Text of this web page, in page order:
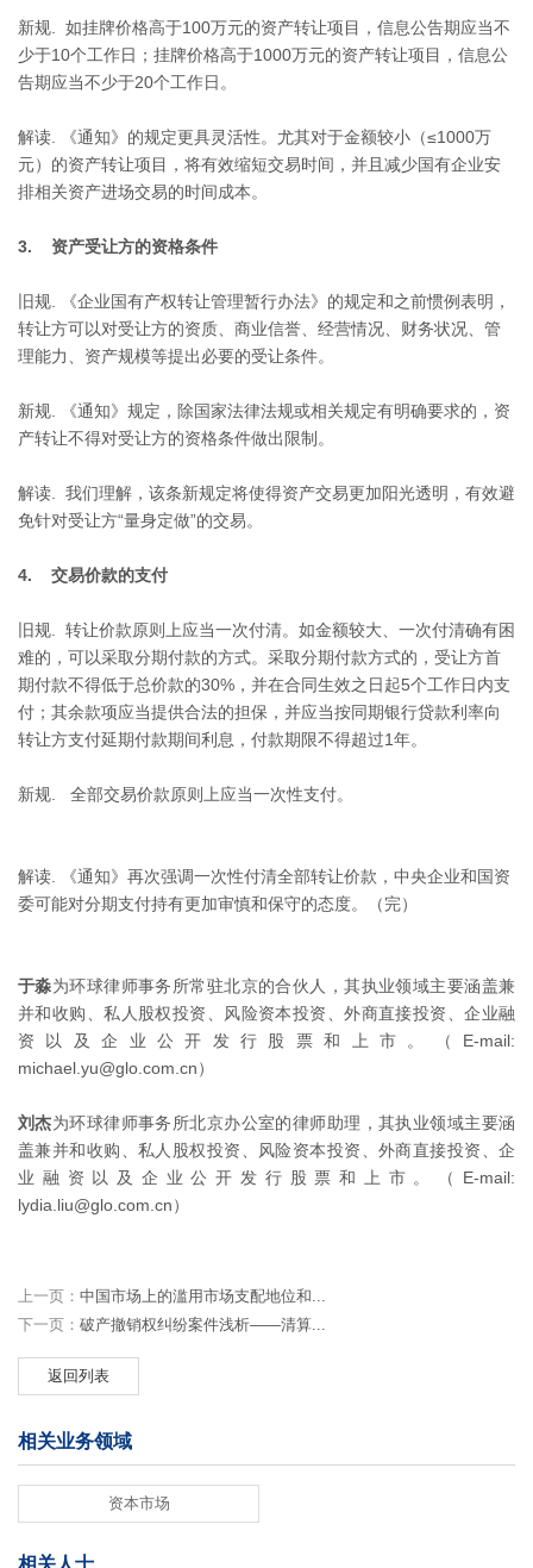
新规. 如挂牌价格高于100万元的资产转让项目，信息公告期应当不
少于10个工作日；挂牌价格高于1000万元的资产转让项目，信息公
告期应当不少于20个工作日。
解读. 《通知》的规定更具灵活性。尤其对于金额较小（≤1000万
元）的资产转让项目，将有效缩短交易时间，并且减少国有企业安
排相关资产进场交易的时间成本。
3. 资产受让方的资格条件
旧规. 《企业国有产权转让管理暂行办法》的规定和之前惯例表明，
转让方可以对受让方的资质、商业信誉、经营情况、财务状况、管
理能力、资产规模等提出必要的受让条件。
新规. 《通知》规定，除国家法律法规或相关规定有明确要求的，资
产转让不得对受让方的资格条件做出限制。
解读. 我们理解，该条新规定将使得资产交易更加阳光透明，有效避
免针对受让方“量身定做”的交易。
4. 交易价款的支付
旧规. 转让价款原则上应当一次付清。如金额较大、一次付清确有困
难的，可以采取分期付款的方式。采取分期付款方式的，受让方首
期付款不得低于总价款的30%，并在合同生效之日起5个工作日内支
付；其余款项应当提供合法的担保，并应当按同期银行贷款利率向
转让方支付延期付款期间利息，付款期限不得超过1年。
新规. 全部交易价款原则上应当一次性支付。
解读. 《通知》再次强调一次性付清全部转让价款，中央企业和国资
委可能对分期支付持有更加审慎和保守的态度。（完）
于淼为环球律师事务所常驻北京的合伙人，其执业领域主要涵盖兼
并和收购、私人股权投资、风险资本投资、外商直接投资、企业融
资以及企业公开发行股票和上市。（E-mail:
michael.yu@glo.com.cn）
刘杰为环球律师事务所北京办公室的律师助理，其执业领域主要涵
盖兼并和收购、私人股权投资、风险资本投资、外商直接投资、企
业融资以及企业公开发行股票和上市。（E-mail:
lydia.liu@glo.com.cn）
上一页： 中国市场上的滥用市场支配地位和...
下一页： 破产撤销权纠纷案件浅析——清算...
返回列表
相关业务领域
资本市场
相关人士